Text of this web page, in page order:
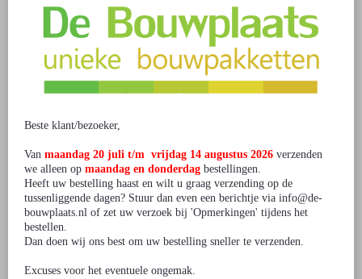
Bestel je t.w.v. € 200 tot € 500 ? Gebruik dan kortingscode DB10KORT
voor 10% korting
Bestel je t.w.v. € 500 tot € 1.000 ? Gebruik dan kortingscode
DB12.5KORT voor 12.5% korting
1 beoordeling(en)/Geef beoordeling
Gerelateerde producten
Beste klant/bezoeker,
Van maandag 20 juli t/m vrijdag 14 augustus 2026 verzenden
we alleen opmaandag en donderdagbestellingen.
Heeft uw bestelling haast en wilt u graag verzending op de
tussenliggende dagen? Stuur dan even een berichtje via info@de-
bouwplaats.nl of zet uw verzoek bij 'Opmerkingen' tijdens het
bestellen.
Dan doen wij ons best om uw bestelling sneller te verzenden.
Excuses voor het eventuele ongemak.